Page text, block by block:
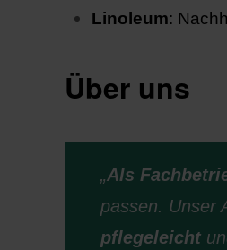
Linoleum:
Über uns
„Als
passen. Unser
pflegeleicht